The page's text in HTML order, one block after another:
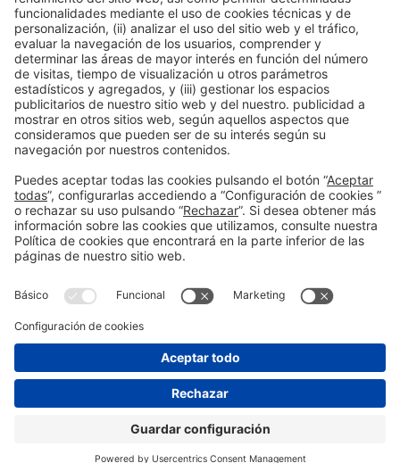
Maria Dolores Herranz
Tel. 93 233 25 41
mdherranz@firabarcelona.com
#EXPOQUIMIA2026
en las redes sociales